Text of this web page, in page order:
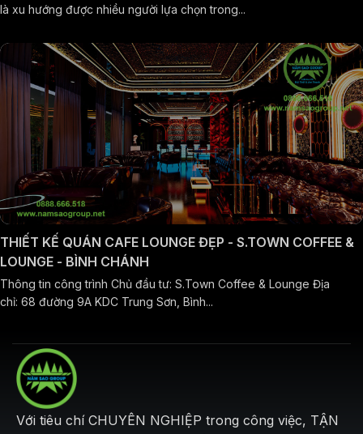
là xu hướng được nhiều người lựa chọn trong...
THIẾT KẾ QUÁN CAFE LOUNGE ĐẸP - S.TOWN COFFEE &
LOUNGE - BÌNH CHÁNH
Thông tin công trình Chủ đầu tư: S.Town Coffee & Lounge Địa
chỉ: 68 đường 9A KDC Trung Sơn, Bình...
Với tiêu chí CHUYÊN NGHIỆP trong công việc, TẬN